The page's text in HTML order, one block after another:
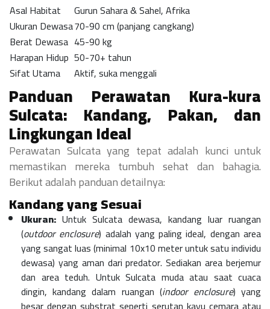
Asal Habitat
Gurun Sahara & Sahel, Afrika
Ukuran Dewasa70-90 cm (panjang cangkang)
Berat Dewasa 45-90 kg
Harapan Hidup 50-70+ tahun
Sifat Utama
Aktif, suka menggali
Panduan Perawatan Kura-kura
Sulcata: Kandang, Pakan, dan
Lingkungan Ideal
Perawatan Sulcata yang tepat adalah kunci untuk
memastikan mereka tumbuh sehat dan bahagia.
Berikut adalah panduan detailnya:
Kandang yang Sesuai
Ukuran: Untuk Sulcata dewasa, kandang luar ruangan
(outdoor enclosure) adalah yang paling ideal, dengan area
yang sangat luas (minimal 10x10 meter untuk satu individu
dewasa) yang aman dari predator. Sediakan area berjemur
dan area teduh. Untuk Sulcata muda atau saat cuaca
dingin, kandang dalam ruangan (indoor enclosure) yang